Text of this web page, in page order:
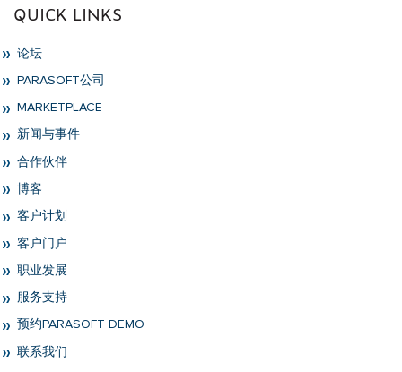
QUICK LINKS
论坛
PARASOFT公司
MARKETPLACE
新闻与事件
合作伙伴
博客
客户计划
客户门户
职业发展
服务支持
预约PARASOFT DEMO
联系我们